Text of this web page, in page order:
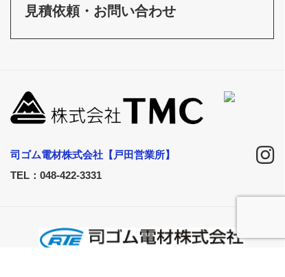
見積依頼・お問い合わせ
司ゴム電材株式会社【戸田営業所】
TEL：048-422-3331